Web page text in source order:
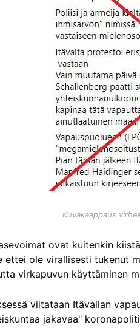
Kuvakaappaus
ovat kuitenkin
ettei ole virallisesti tukenut
virkapuvun käyttäminen
viitataan Itävallan
jakavaa"